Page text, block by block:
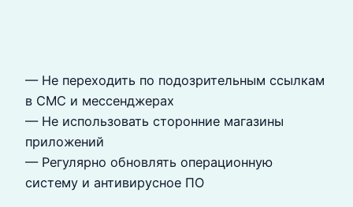
— Не переходить по подозрительным ссылкам
в СМС и мессенджерах
— Не использовать сторонние магазины
приложений
— Регулярно обновлять операционную
систему и антивирусное ПО